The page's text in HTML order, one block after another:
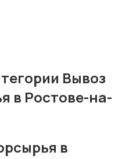
Вывоз
в Ростове-на-
в